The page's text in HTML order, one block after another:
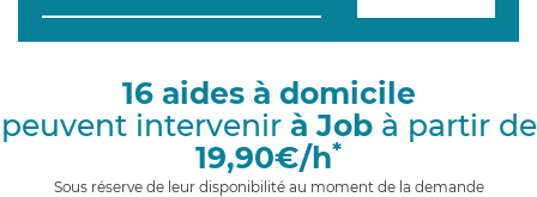
g
i
16 aides à domicile
peuvent intervenir à Jobà partir de
19,90€/h*
Sous réserve de leur disponibilité au moment de la demande